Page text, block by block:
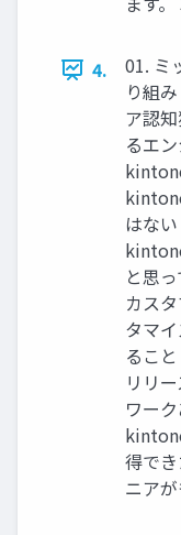
4.
01. ミ
り組
ア認
るエ
はな
と思
カス
タマ
るこ
リリ
ワー
得で
ニア